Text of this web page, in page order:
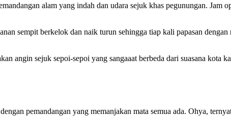
alam yang indah dan udara sejuk khas pegunungan. Jam
sempit berkelok dan naik turun sehingga tiap kali papasan
angin sejuk sepoi-sepoi yang sangaaat berbeda dari suasana kota
pemandangan yang memanjakan mata semua ada. Ohya,